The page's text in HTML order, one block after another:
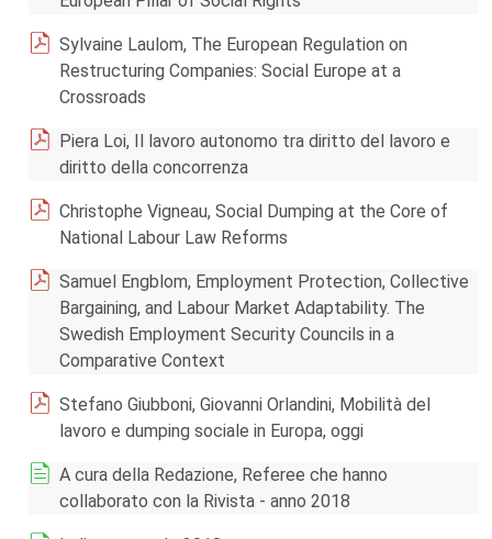
Sylvaine Laulom, The European Regulation on
Restructuring Companies: Social Europe at a
Crossroads
Piera Loi, Il lavoro autonomo tra diritto del lavoro e
diritto della concorrenza
Christophe Vigneau, Social Dumping at the Core of
National Labour Law Reforms
Samuel Engblom, Employment Protection, Collective
Bargaining, and Labour Market Adaptability. The
Swedish Employment Security Councils in a
Comparative Context
Stefano Giubboni, Giovanni Orlandini, Mobilità del
lavoro e dumping sociale in Europa, oggi
A cura della Redazione, Referee che hanno
collaborato con la Rivista - anno 2018